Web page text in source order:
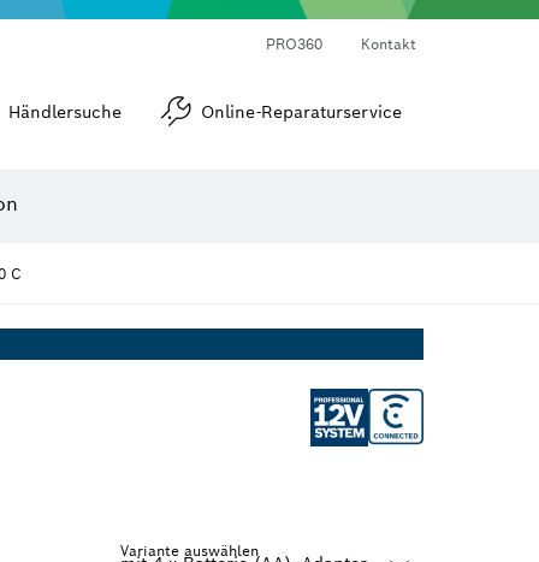
PRO360 Kontakt
Händlersuche Online-Reparaturservice
C
Variante auswählen